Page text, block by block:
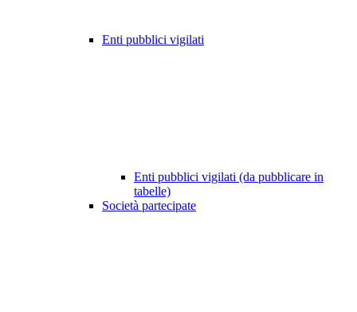
Enti pubblici vigilati
Enti pubblici vigilati (da pubblicare in
tabelle)
Società partecipate